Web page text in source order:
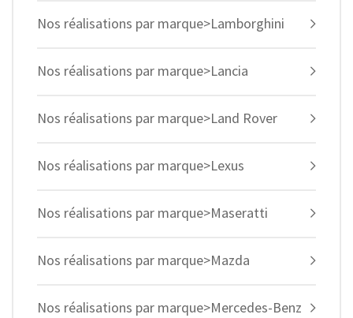
Nos réalisations par marque>Lamborghini
Nos réalisations par marque>Lancia
Nos réalisations par marque>Land Rover
Nos réalisations par marque>Lexus
Nos réalisations par marque>Maseratti
Nos réalisations par marque>Mazda
Nos réalisations par marque>Mercedes-Benz